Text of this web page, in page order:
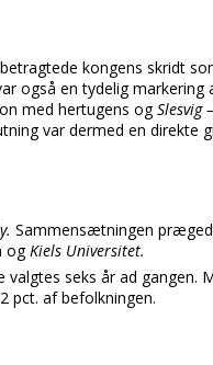
kongens skridt
også en tydelig markering
med hertugens ogSlesvig
var dermed en direkte
Sammensætningen
ogKiels Universitet.
seks år ad gangen.
pct. af befolkningen.